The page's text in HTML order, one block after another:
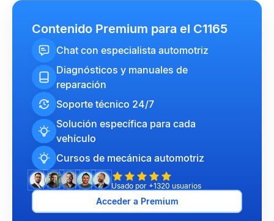
Contenido Premium para el C1165
Chat con especialista automotriz
Diagnósticos y manuales de
reparación
Soporte técnico 24/7
Solución específica para cada
vehículo
Cursos de mecánica automotriz
Usado por +1320 usuarios
Acceder a Premium